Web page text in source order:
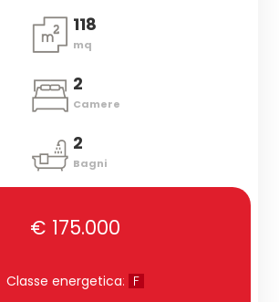
118
mq
2
Camere
2
Bagni
€ 175.000
Classe energetica: F